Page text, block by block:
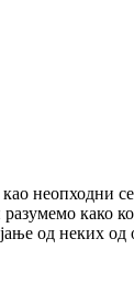
неопходни
како
од неких